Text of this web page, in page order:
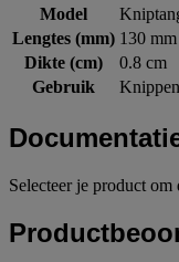
Model
Lengtes (mm) 130 mm
Dikte (cm)
0.8 cm
Gebruik
Selecteer je product om